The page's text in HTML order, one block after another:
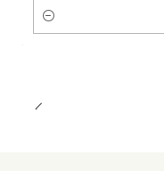
Cantidad